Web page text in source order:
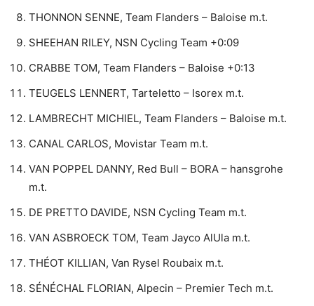
THONNON SENNE, Team Flanders – Baloise m.t.
SHEEHAN RILEY, NSN Cycling Team +0:09
CRABBE TOM, Team Flanders – Baloise +0:13
TEUGELS LENNERT, Tarteletto – Isorex m.t.
LAMBRECHT MICHIEL, Team Flanders – Baloise m.t.
CANAL CARLOS, Movistar Team m.t.
VAN POPPEL DANNY, Red Bull – BORA – hansgrohe
m.t.
DE PRETTO DAVIDE, NSN Cycling Team m.t.
VAN ASBROECK TOM, Team Jayco AlUla m.t.
THÉOT KILLIAN, Van Rysel Roubaix m.t.
SÉNÉCHAL FLORIAN, Alpecin – Premier Tech m.t.